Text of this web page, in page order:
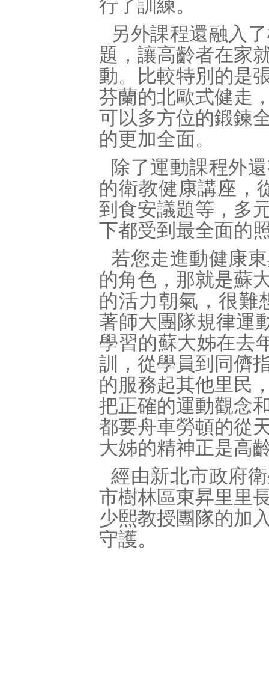
行了訓練。
另外課程還融入
題，讓高齡者在家
動。比較特別的是
芬蘭的北歐式健走
可以多方位的鍛鍊
的更加全面。
除了運動課程外
的衛教健康講座，
到食安議題等，多
下都受到最全面的
若您走進動健康
的角色，那就是蘇
的活力朝氣，很難
著師大團隊規律運
學習的蘇大姊在去
訓，從學員到同儕
的服務起其他里民
把正確的運動觀念
都要舟車勞頓的從
大姊的精神正是高
經由新北市政府
市樹林區東昇里里
少熙教授團隊的加
守護。